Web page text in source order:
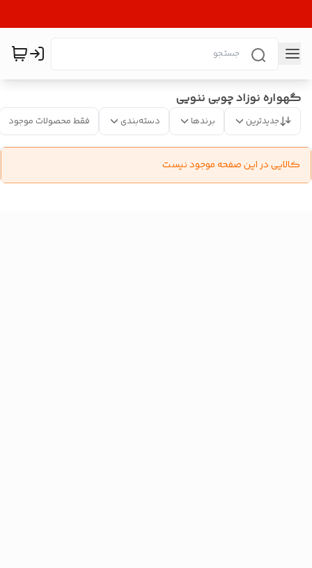
گهواره نوزاد چوبی ننویی
جدیدترین برندها دسته‌بندی فقط محصولات موجود
کالایی در این صفحه موجود نیست